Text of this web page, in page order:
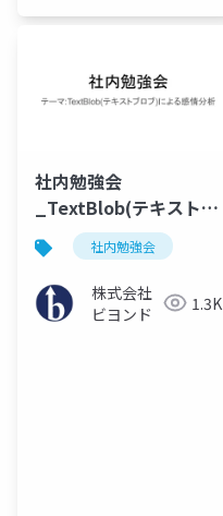
社内勉強会
_TextBlob(テキストブ
ロブ)による感情分析
社内勉強会
株式会社
ビヨンド
1.3K